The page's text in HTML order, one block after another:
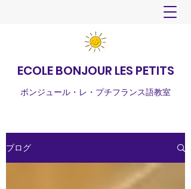
ECOLE BONJOUR LES PETITS
ボンジュール・レ・プチフランス語教室
ブログ